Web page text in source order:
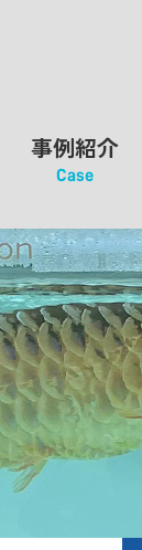
事例紹介
Case